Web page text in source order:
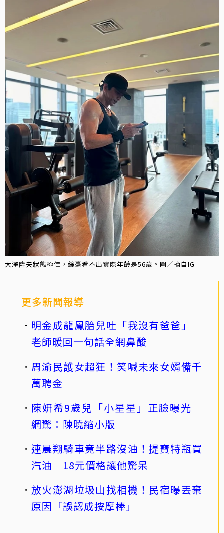
大澤隆夫狀態極佳，絲毫看不出實際年齡是56歲。圖／摘自IG
更多新聞報導
明金成龍鳳胎兒吐「我沒有爸爸」
老師暖回一句話全網鼻酸
周渝民護女超狂！笑喊未來女婿備千
萬聘金
陳妍希9歲兒「小星星」正臉曝光
網驚：陳曉縮小版
連晨翔騎車竟半路沒油！提寶特瓶買
汽油 18元價格讓他驚呆
放火澎湖垃圾山找相機！民宿曝丟棄
原因「誤認成按摩棒」